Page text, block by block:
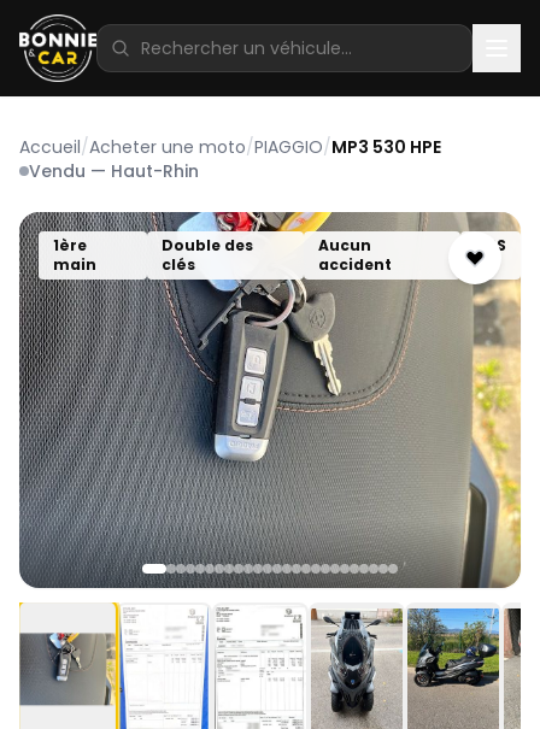
Accueil/Acheter une moto/PIAGGIO/MP3 530 HPE
Vendu — Haut-Rhin
1ère
main
Double des
clés
Aucun
accident
ABS